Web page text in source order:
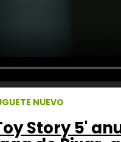
NUEVO
Story 5'